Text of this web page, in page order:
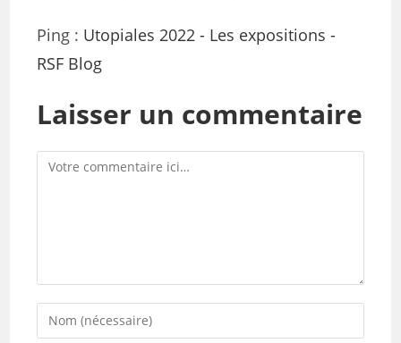
Ping : Utopiales 2022 - Les expositions -
RSF Blog
Laisser un commentaire